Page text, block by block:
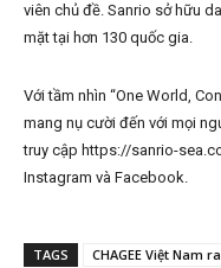
viên chủ đề. Sanrio sở hữu
mặt tại hơn 130 quốc gia.
Với tầm nhìn “One World,
mang nụ cười đến với mọi
truy cập https://sanrio-
Instagram và Facebook.
TAGS CHAGEE Việt Nam